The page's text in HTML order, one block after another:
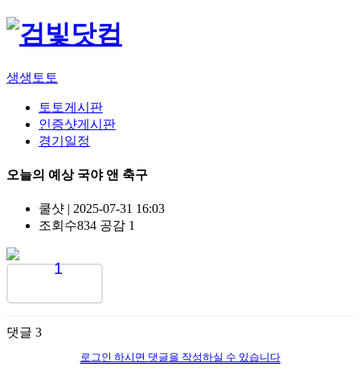
생생토토
토토게시판
인증샷게시판
경기일정
오늘의 예상 국야 앤 축구
쿨샷 | 2025-07-31 16:03
조회수834 공감 1
1
댓글 3
로그인 하시면 댓글을 작성하실 수 있습니다